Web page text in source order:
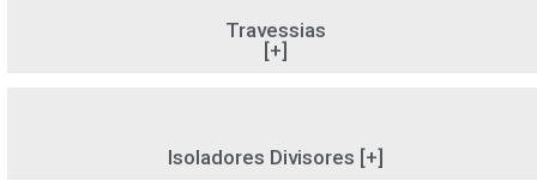
Travessias
[+]
Isoladores Divisores [+]